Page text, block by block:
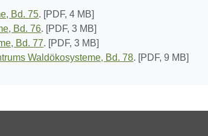
Bd. 75. [PDF, 4 MB]
Bd. 76. [PDF, 3 MB]
Bd. 77. [PDF, 3 MB]
Waldökosysteme, Bd. 78. [PDF, 9 MB]